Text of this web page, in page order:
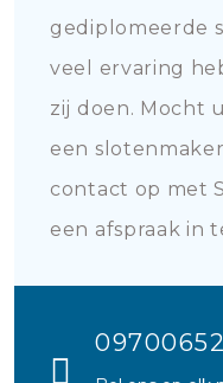
gediplomeerde
veel ervaring
zij doen. Mocht
een
contact op met
een afspraak in